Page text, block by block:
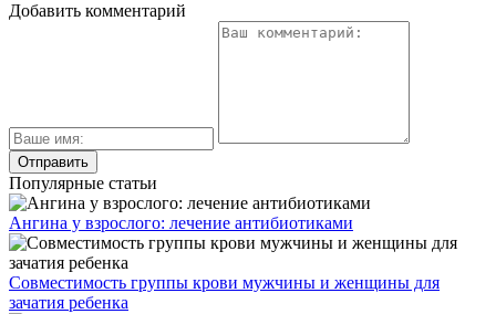
Добавить комментарий
Популярные статьи
Ангина у взрослого: лечение антибиотиками
Совместимость группы крови мужчины и женщины для
зачатия ребенка